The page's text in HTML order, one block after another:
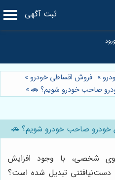
ثبت آگهی
» فروش اقساطی خودرو »
صاحب خودرو شویم؟ 🚗»
خودرو صاحب خودرو شویم؟ 🚗
شخصی، با وجود افزایش
دست‌نیافتنی تبدیل شده است؟